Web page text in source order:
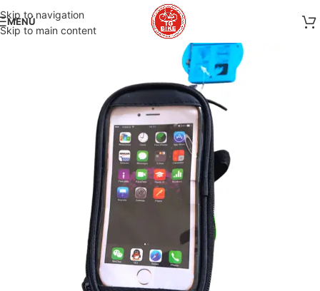
Skip to navigation
Skip to main content
MENÚ